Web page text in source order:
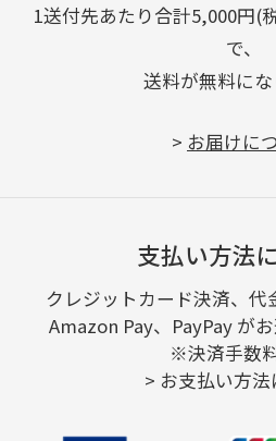
1送付先あたり合計5,000円(
で、
送料が無料にな
> お届けに
支払い方法
クレジットカード決済、代
Amazon Pay、PayPay がお
※決済手数
> お支払い方法